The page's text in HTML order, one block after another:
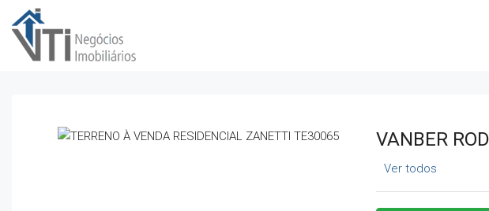
VANBER
Ver todos